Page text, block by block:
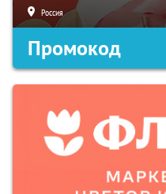
Россия
Промокод